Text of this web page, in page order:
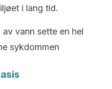
i lang tid.
vann sette en hel
sykdommen